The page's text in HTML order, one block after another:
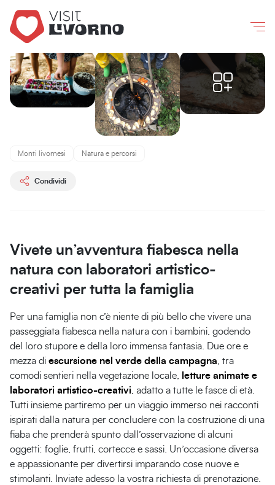
Livorno / Esperienze
Laboratori
artistico-
creativi
Ca'
Monti livornesi Natura e percorsi
Condividi
Vivete un’avventura fiabesca nella
natura con laboratori artistico-
creativi per tutta la famiglia
Per una famiglia non c’è niente di più bello che vivere una
passeggiata fiabesca nella natura con i bambini, godendo
del loro stupore e della loro immensa fantasia. Due ore e
mezza di escursione nel verde della campagna , tra
comodi sentieri nella vegetazione locale,
letture animate e
laboratori artistico-creativi , adatto a tutte le fasce di età.
Tutti insieme partiremo per un viaggio immerso nei racconti
ispirati dalla natura per concludere con la costruzione di una
fiaba che prenderà spunto dall’osservazione di alcuni
oggetti: foglie, frutti, cortecce e sassi. Un’occasione diversa
e appassionante per divertirsi imparando cose nuove e
stimolanti. Inviate adesso la vostra richiesta di prenotazione.